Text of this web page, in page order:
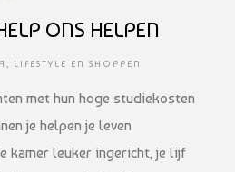
ONS HELPEN
, LIFESTYLE EN SHOPPEN
met hun hoge studiekosten
je helpen je leven
kamer leuker ingericht, je lijf